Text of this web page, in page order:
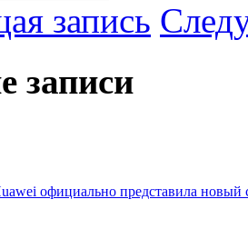
запись
записи
официально представила